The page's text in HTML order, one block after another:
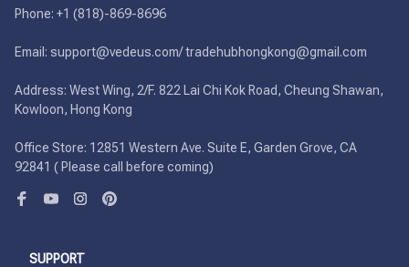
Phone: +1 (818)-869-8696
Email: support@vedeus.com/ tradehubhongkong@gmail.com
Address: West Wing, 2/F. 822 Lai Chi Kok Road, Cheung Shawan,
Kowloon, Hong Kong
Office Store: 12851 Western Ave. Suite E, Garden Grove, CA
92841 ( Please call before coming)
SUPPORT